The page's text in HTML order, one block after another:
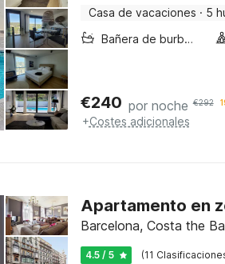
Casa de vacaciones · 5
Bañera de burbujas
€240 por noche €292
+Costes adicionales
Apartamento en
Barcelona, Costa the
4.5 / 5 (11